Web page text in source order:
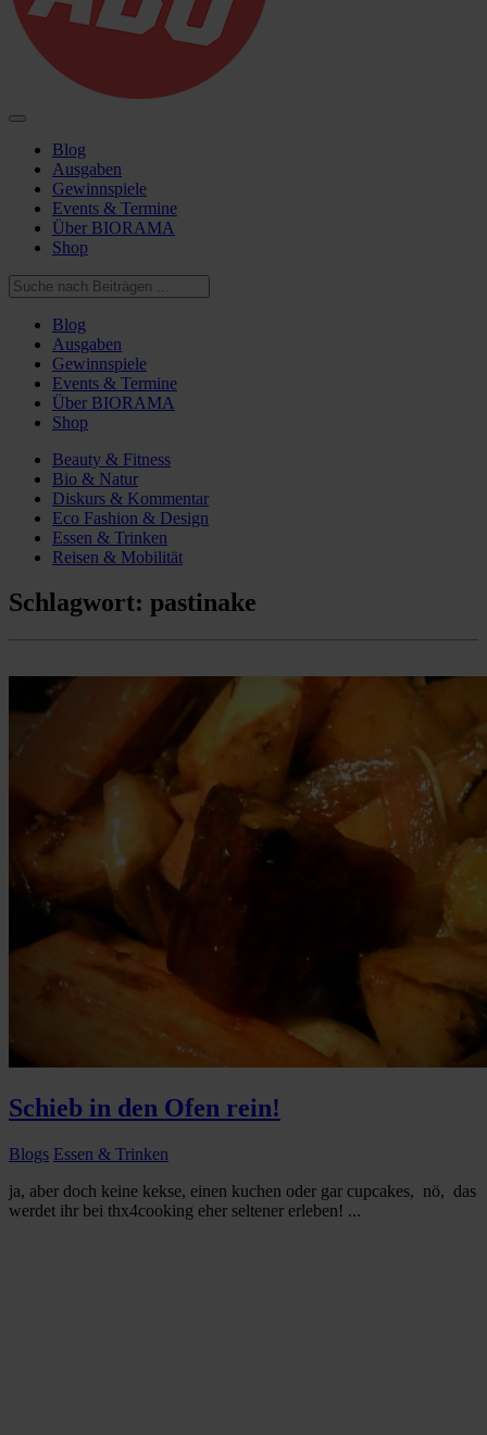
Blog
Ausgaben
Gewinnspiele
Events & Termine
Über BIORAMA
Shop
Blog
Ausgaben
Gewinnspiele
Events & Termine
Über BIORAMA
Shop
Beauty & Fitness
Bio & Natur
Diskurs & Kommentar
Eco Fashion & Design
Essen & Trinken
Reisen & Mobilität
Schlagwort: pastinake
Schieb in den Ofen rein!
Blogs Essen & Trinken
ja, aber doch keine kekse, einen kuchen oder gar cupcakes, nö, das
werdet ihr bei thx4cooking eher seltener erleben! ...